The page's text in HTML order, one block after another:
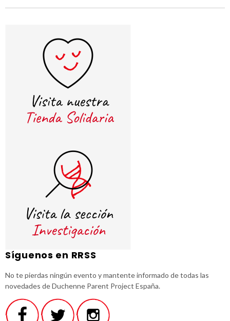
Síguenos en RRSS
No te pierdas ningún evento y mantente informado de todas las
novedades de Duchenne Parent Project España.